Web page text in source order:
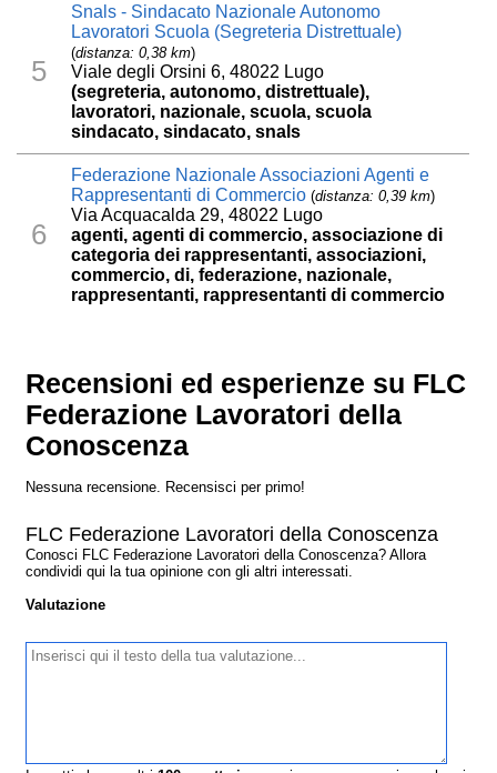
5
Snals - Sindacato Nazionale Autonomo
Lavoratori Scuola (Segreteria Distrettuale)
(distanza: 0,38 km)
Viale degli Orsini 6, 48022 Lugo
(segreteria, autonomo, distrettuale),
lavoratori, nazionale, scuola, scuola
sindacato, sindacato, snals
6
Federazione Nazionale Associazioni Agenti e
Rappresentanti di Commercio (distanza: 0,39 km)
Via Acquacalda 29, 48022 Lugo
agenti, agenti di commercio, associazione di
categoria dei rappresentanti, associazioni,
commercio, di, federazione, nazionale,
rappresentanti, rappresentanti di commercio
Recensioni ed esperienze su FLC
Federazione Lavoratori della
Conoscenza
Nessuna recensione. Recensisci per primo!
FLC Federazione Lavoratori della Conoscenza
Conosci FLC Federazione Lavoratori della Conoscenza? Allora
condividi qui la tua opinione con gli altri interessati.
Valutazione